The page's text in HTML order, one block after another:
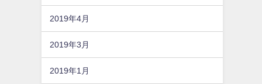
2019年4月
2019年3月
2019年1月